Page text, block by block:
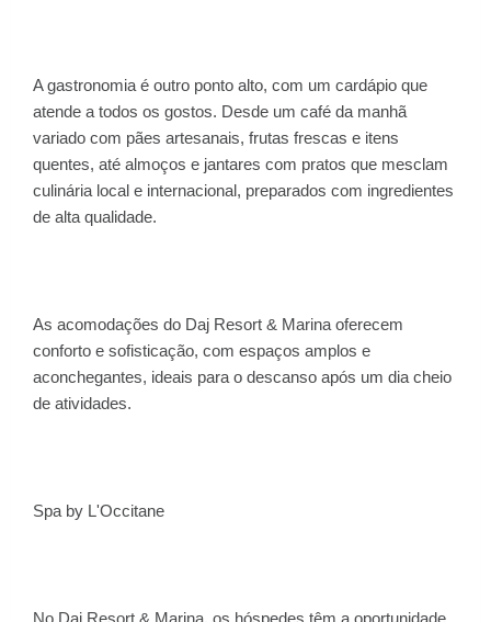
A gastronomia é outro ponto alto, com um cardápio que
atende a todos os gostos. Desde um café da manhã
variado com pães artesanais, frutas frescas e itens
quentes, até almoços e jantares com pratos que mesclam
culinária local e internacional, preparados com ingredientes
de alta qualidade.
As acomodações do Daj Resort & Marina oferecem
conforto e sofisticação, com espaços amplos e
aconchegantes, ideais para o descanso após um dia cheio
de atividades.
Spa by L'Occitane
No Daj Resort & Marina, os hóspedes têm a oportunidade